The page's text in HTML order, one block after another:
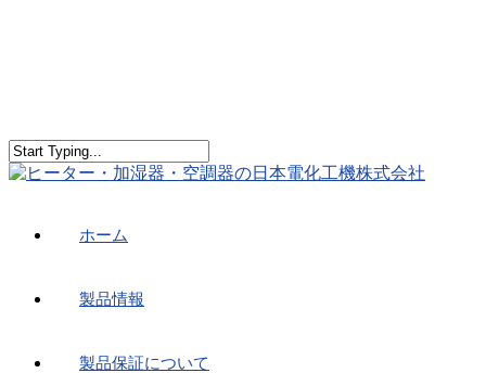
ホーム
製品情報
製品保証について